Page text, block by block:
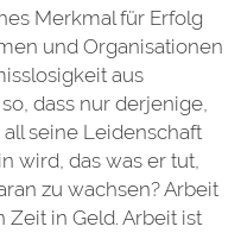
Merkmal für Erfolg
und Organisationen
aus
dass nur derjenige,
seine Leidenschaft
wird, das was er tut,
zu wachsen? Arbeit
in Geld. Arbeit ist